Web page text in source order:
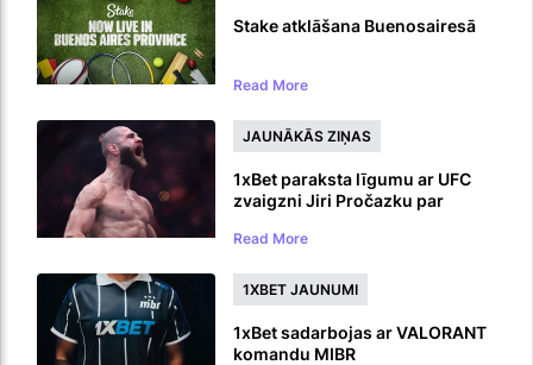
Stake atklāšana Buenosairesā
Read More
JAUNĀKĀS ZIŅAS
1xBet paraksta līgumu ar UFC
zvaigzni Jiri Pročazku par
Read More
1XBET JAUNUMI
1xBet sadarbojas ar VALORANT
komandu MIBR